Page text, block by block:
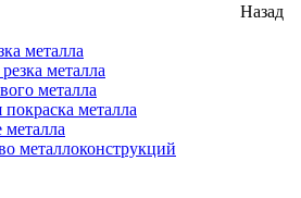
Назад
металла
металла
металла
металла
металлоконструкций